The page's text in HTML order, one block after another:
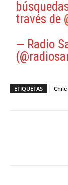
búsquedas
través de
— Radio
ETIQUETAS Chile